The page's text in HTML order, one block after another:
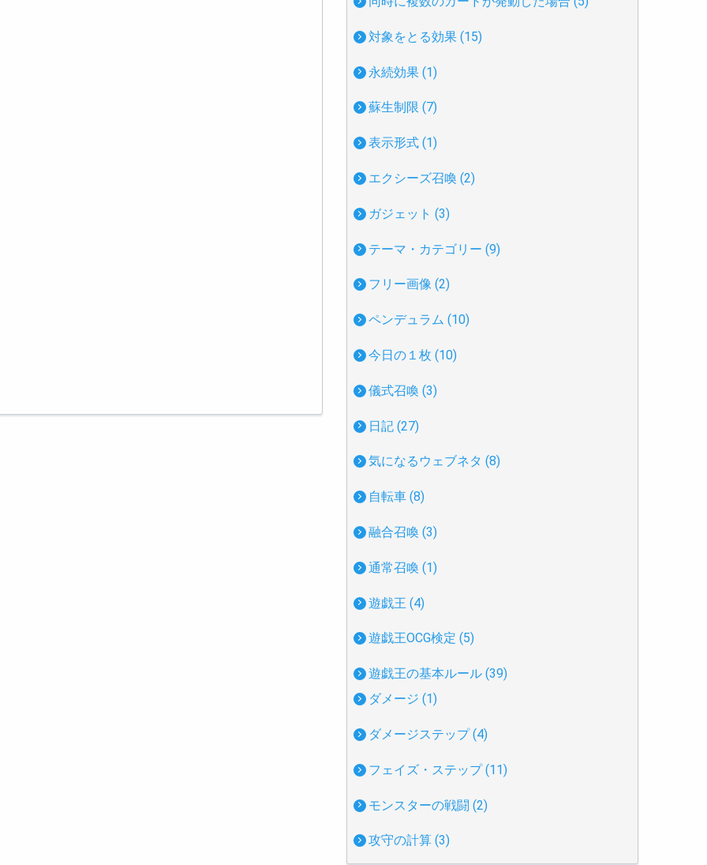
対象をとる効果 (15)
永続効果 (1)
蘇生制限 (7)
表示形式 (1)
エクシーズ召喚 (2)
ガジェット (3)
テーマ・カテゴリー (9)
フリー画像 (2)
ペンデュラム (10)
今日の１枚 (10)
儀式召喚 (3)
日記 (27)
気になるウェブネタ (8)
自転車 (8)
融合召喚 (3)
通常召喚 (1)
遊戯王 (4)
遊戯王OCG検定 (5)
遊戯王の基本ルール (39)
ダメージ (1)
ダメージステップ (4)
フェイズ・ステップ (11)
モンスターの戦闘 (2)
攻守の計算 (3)